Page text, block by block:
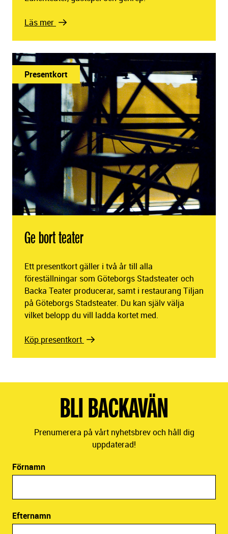
Läs mer
Ge bort teater
Presentkort
Ett presentkort gäller i två år till alla
föreställningar som Göteborgs Stadsteater och
Backa Teater producerar, samt i restaurang Tiljan
på Göteborgs Stadsteater. Du kan själv välja
vilket belopp du vill ladda kortet med.
Köp presentkort
BLI BACKAVÄN
Prenumerera på vårt nyhetsbrev och håll dig
uppdaterad!
Förnamn
Efternamn